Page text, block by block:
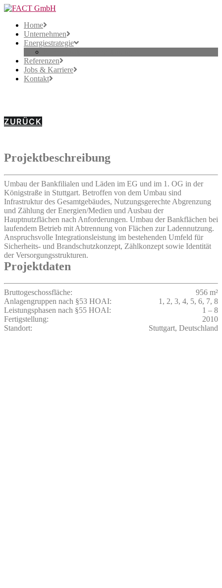
Home
Unternehmen
Energiestrategie
Referenzen
Jobs & Karriere
Kontakt
ZURÜCK
Projektbeschreibung
Umbau der Bankfilialen und Läden im EG und im 1. OG in der
Königstraße in Stuttgart. Betroffen von dem Umbau sind
Infrastruktur des Gesamtgebäudes, Nutzungsgerechte Abgrenzung
und Zählung der Energien/Medien und Ausbau der
Hauptnutzflächen nach Anforderungen. Umbau der Bankflächen bei
laufendem Betrieb mit Abtrennung von Flächen zur Ladennutzung.
Anspruchsvolle Integrationsleistung im bestehenden Umfeld für
Sicherheits- und Brandschutzkonzept, Zählkonzept sowie Identität
der Versorgungsstrukturen.
Projektdaten
Bruttogeschossfläche:
956 m²
Anlagengruppen nach §53 HOAI:
1, 2, 3, 4, 5, 6, 7, 8
Leistungsphasen nach §55 HOAI:
1 – 8
Fertigstellung:
2010
Standort:
Stuttgart, Deutschland